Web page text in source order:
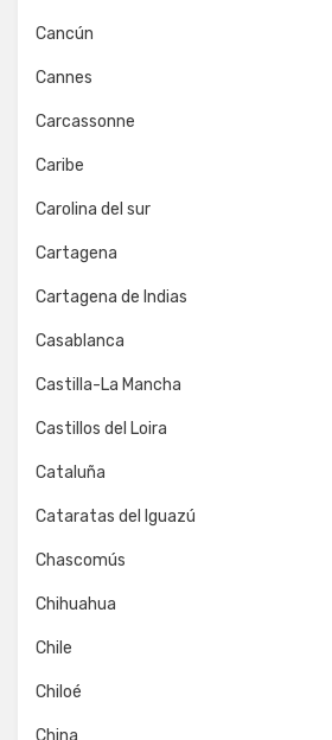
Cancún
Cannes
Carcassonne
Caribe
Carolina del sur
Cartagena
Cartagena de Indias
Casablanca
Castilla-La Mancha
Castillos del Loira
Cataluña
Cataratas del Iguazú
Chascomús
Chihuahua
Chile
Chiloé
China